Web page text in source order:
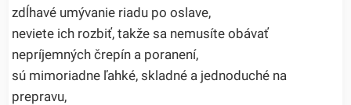
zdĺhavé umývanie riadu po oslave,
neviete ich rozbiť, takže sa nemusíte obávať
nepríjemných črepín a poranení,
sú mimoriadne ľahké, skladné a jednoduché na
prepravu,